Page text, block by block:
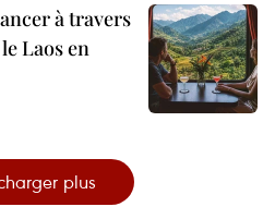
à travers
Laos en
plus